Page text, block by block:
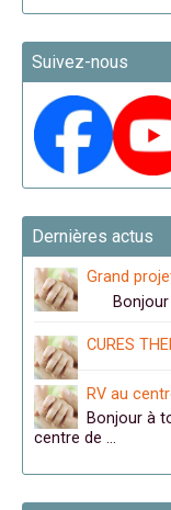
Suivez-nous
Dernières actus
Grand
Bonjour
CURES
RV au
Bonjour à
centre de …